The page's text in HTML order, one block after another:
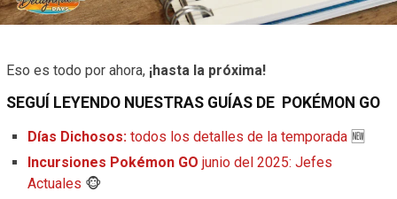
Eso es todo por ahora, ¡hasta la próxima!
SEGUÍ LEYENDO NUESTRAS GUÍAS DE POKÉMON GO
Días Dichosos: todos los detalles de la temporada 🆕
Incursiones Pokémon GO junio del 2025: Jefes
Actuales 🐵